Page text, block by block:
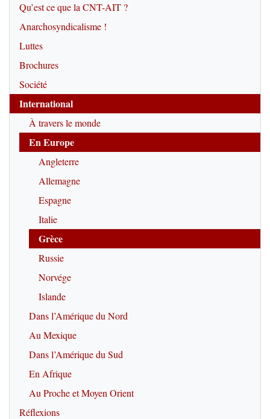
Qu’est ce que la CNT-AIT ?
Anarchosyndicalisme !
Luttes
Brochures
Société
International
À travers le monde
En Europe
Angleterre
Allemagne
Espagne
Italie
Grèce
Russie
Norvége
Islande
Dans l’Amérique du Nord
Au Mexique
Dans l’Amérique du Sud
En Afrique
Au Proche et Moyen Orient
Réflexions